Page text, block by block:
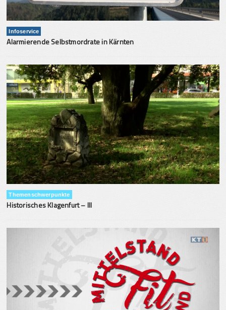
Infoservice
Alarmierende Selbstmordrate in Kärnten
Themenschwerpunkte
Historisches Klagenfurt – III